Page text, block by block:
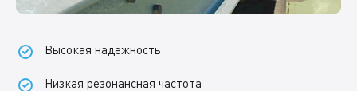
Высокая надёжность
Низкая резонансная частота